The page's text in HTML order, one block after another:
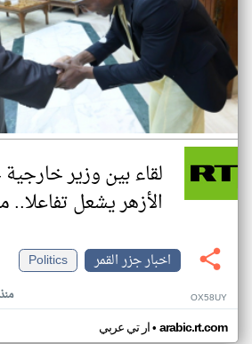
لقاء بين وزير
الأزهر يشعل تفاعلا..
اخبار جزر القمر
Politics
OX58UY
ار تي عربي• arabic.rt.com